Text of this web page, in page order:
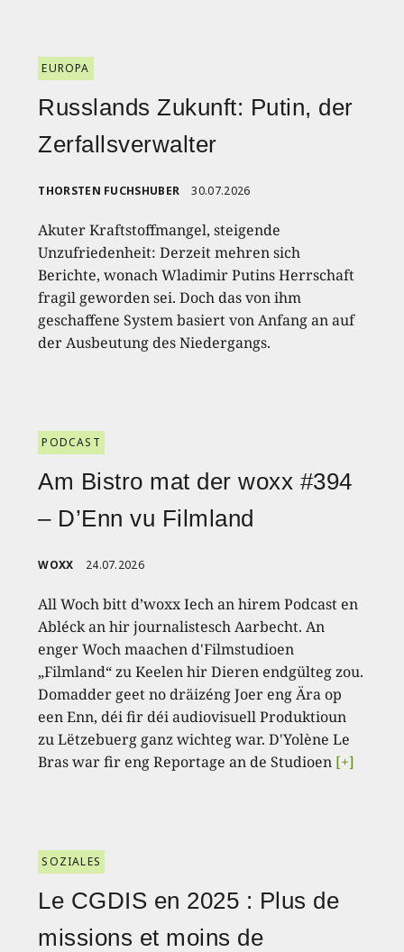
EUROPA
Russlands Zukunft: Putin, der
Zerfallsverwalter
THORSTEN FUCHSHUBER 30.07.2026
Akuter Kraftstoffmangel, steigende
Unzufriedenheit: Derzeit mehren sich
Berichte, wonach Wladimir Putins Herrschaft
fragil geworden sei. Doch das von ihm
geschaffene System basiert von Anfang an auf
der Ausbeutung des Niedergangs.
PODCAST
Am Bistro mat der woxx #394
– D’Enn vu Filmland
WOXX 24.07.2026
All Woch bitt d’woxx Iech an hirem Podcast en
Abléck an hir journalistesch Aarbecht. An
enger Woch maachen d'Filmstudioen
„Filmland“ zu Keelen hir Dieren endgülteg zou.
Domadder geet no dräizéng Joer eng Ära op
een Enn, déi fir déi audiovisuell Produktioun
zu Lëtzebuerg ganz wichteg war. D'Yolène Le
Bras war fir eng Reportage an de Studioen [+]
SOZIALES
Le CGDIS en 2025 : Plus de
missions et moins de